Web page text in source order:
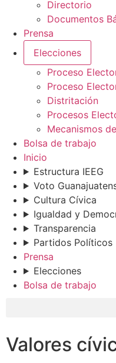
Directorio
Documentos
Prensa
Elecciones
Proceso
Proceso
Distritación
Procesos
Mecanismos
Bolsa de trabajo
Inicio
Estructura IEEG
Voto
Cultura Cívica
Igualdad y
Transparencia
Partidos Políticos
Prensa
Elecciones
Bolsa de trabajo
Valores